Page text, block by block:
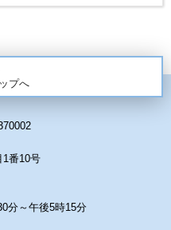
プへ
番10号
分～午後5時15分